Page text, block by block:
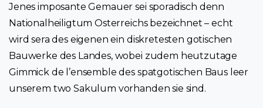
Jenes imposante Gemauer sei sporadisch denn
Nationalheiligtum Osterreichs bezeichnet – echt
wird sera des eigenen ein diskretesten gotischen
Bauwerke des Landes, wobei zudem heutzutage
Gimmick de l’ensemble des spatgotischen Baus leer
unserem two Sakulum vorhanden sie sind.